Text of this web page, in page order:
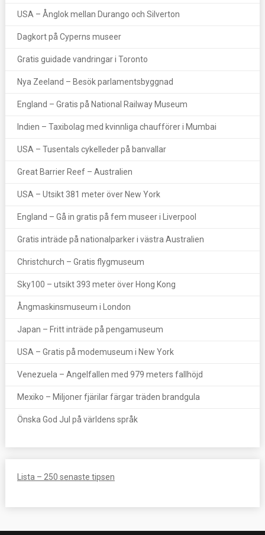
USA – Ånglok mellan Durango och Silverton
Dagkort på Cyperns museer
Gratis guidade vandringar i Toronto
Nya Zeeland – Besök parlamentsbyggnad
England – Gratis på National Railway Museum
Indien – Taxibolag med kvinnliga chaufförer i Mumbai
USA – Tusentals cykelleder på banvallar
Great Barrier Reef – Australien
USA – Utsikt 381 meter över New York
England – Gå in gratis på fem museer i Liverpool
Gratis inträde på nationalparker i västra Australien
Christchurch – Gratis flygmuseum
Sky100 – utsikt 393 meter över Hong Kong
Ångmaskinsmuseum i London
Japan – Fritt inträde på pengamuseum
USA – Gratis på modemuseum i New York
Venezuela – Angelfallen med 979 meters fallhöjd
Mexiko – Miljoner fjärilar färgar träden brandgula
Önska God Jul på världens språk
Lista – 250 senaste tipsen